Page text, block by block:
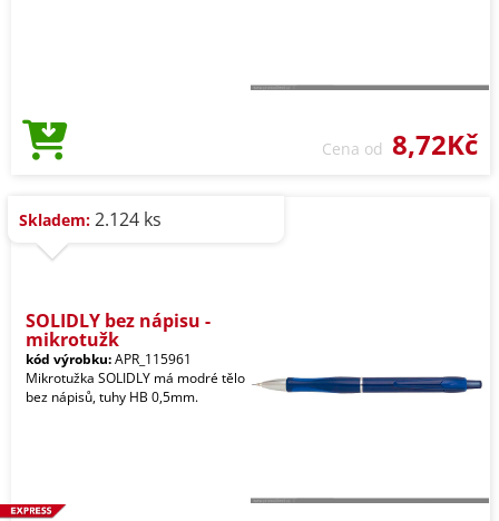
Cena od 8,72Kč
Skladem: 2.124 ks
SOLIDLY bez nápisu -
mikrotužk
kód výrobku:APR_115961
Mikrotužka SOLIDLY má modré tělo
bez nápisů, tuhy HB 0,5mm.